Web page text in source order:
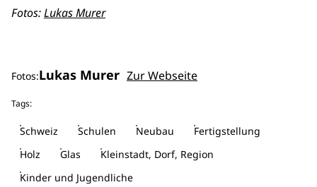
Fotos:Lukas Murer
Fotos:Lukas Murer Zur Webseite
Tags:
Schweiz Schulen Neubau
Fertigstellung
Holz
Glas
Kleinstadt, Dorf, Region
Kinder und Jugendliche